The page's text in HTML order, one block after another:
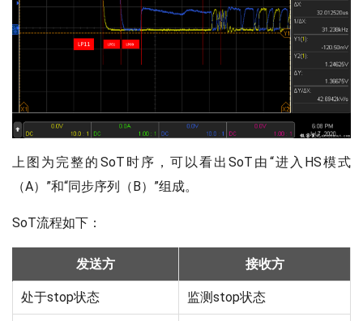
上图为完整的SoT时序，可以看出SoT由“进入HS模式
（A）”和“同步序列（B）”组成。
SoT流程如下：
发送方 接收方
处于stop状态 监测stop状态